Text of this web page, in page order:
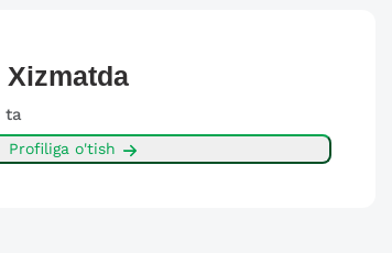
Xizmatda
ta
Profiliga o'tish